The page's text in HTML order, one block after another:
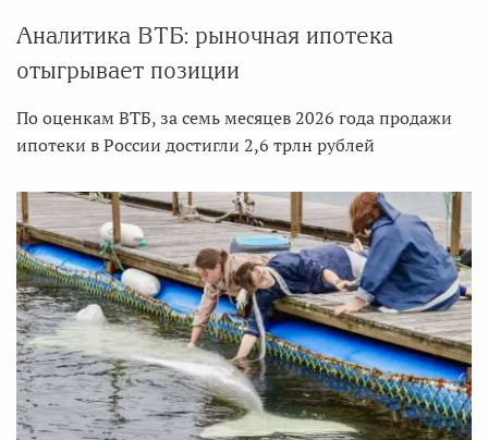
Аналитика ВТБ: рыночная ипотека
отыгрывает позиции
По оценкам ВТБ, за семь месяцев 2026 года продажи
ипотеки в России достигли 2,6 трлн рублей